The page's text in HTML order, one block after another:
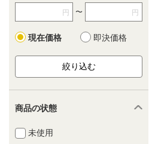
円 〜 円
現在価格 即決価格
商品の状態
未使用